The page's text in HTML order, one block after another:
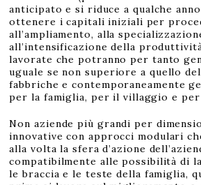
anticipato e si riduce a qualche
ottenere i capitali iniziali per
all’ampliamento, alla
all’intensificazione della
lavorate che potranno per tanto
uguale se non superiore a quello
fabbriche e contemporaneamente
per la famiglia, per il villaggio e per
Non aziende più grandi per
innovative con approcci modulari
alla volta la sfera d’azione
compatibilmente alle possibilità di
le braccia e le teste della famiglia,